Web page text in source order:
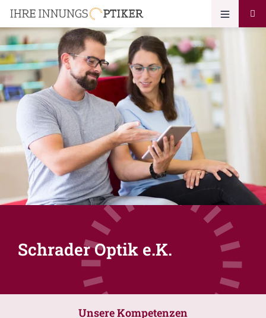
Schrader Optik e.K.
Unsere Kompetenzen